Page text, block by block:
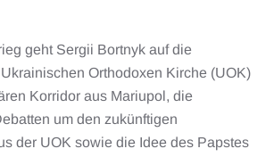
geht Sergii Bortnyk auf die
Orthodoxen Kirche (UOK)
Korridor aus Mariupol, die
um den zukünftigen
der UOK sowie die Idee des Papstes